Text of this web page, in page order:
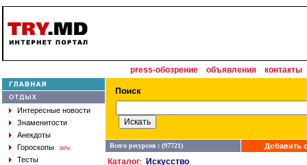
press-обозрение объявления контакты
Интересные новости
Знаменитости
Анекдоты
Гороскопы
new
Тесты
Всего ресурсов : (97721) Добавить
Каталог: Искусство